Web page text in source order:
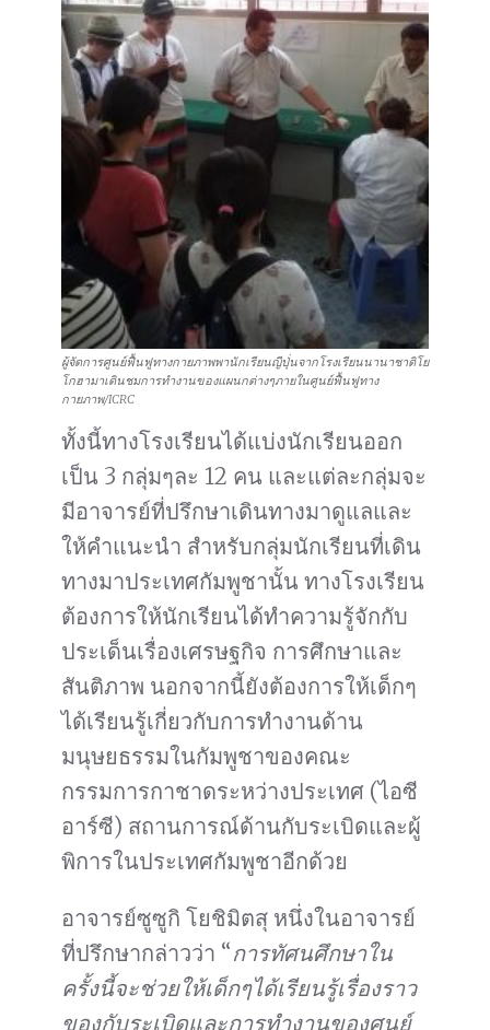
ผู้จัดการศูนย์ฟื้นฟูทางกายภาพพานักเรียนญีปุ่่นจากโรงเรียนนานาชาติโย
โกฮามาเดินชมการทำงานของแผนกต่างๆภายในศูนย์ฟื้นฟูทาง
กายภาพ/ICRC
ทั้งนี้ทางโรงเรียนได้แบ่งนักเรียนออก
เป็น 3 กลุ่มๆละ 12 คน และแต่ละกลุ่มจะ
มีอาจารย์ที่ปรึกษาเดินทางมาดูแลและ
ให้คำแนะนำ สำหรับกลุ่มนักเรียนที่เดิน
ทางมาประเทศกัมพูชานั้น ทางโรงเรียน
ต้องการให้นักเรียนได้ทำความรู้จักกับ
ประเด็นเรื่องเศรษฐกิจ การศึกษาและ
สันติภาพ นอกจากนี้ยังต้องการให้เด็กๆ
ได้เรียนรู้เกี่ยวกับการทำงานด้าน
มนุษยธรรมในกัมพูชาของคณะ
กรรมการกาชาดระหว่างประเทศ (ไอซี
อาร์ซี) สถานการณ์ด้านกับระเบิดและผู้
พิการในประเทศกัมพูชาอีกด้วย
อาจารย์ซูซูกิ โยชิมิตสุ หนึ่งในอาจารย์
ที่ปรึกษากล่าวว่า “การทัศนศึกษาใน
ครั้งนี้จะช่วยให้เด็กๆได้เรียนรู้เรื่องราว
ของกับระเบิดและการทำงานของศูนย์